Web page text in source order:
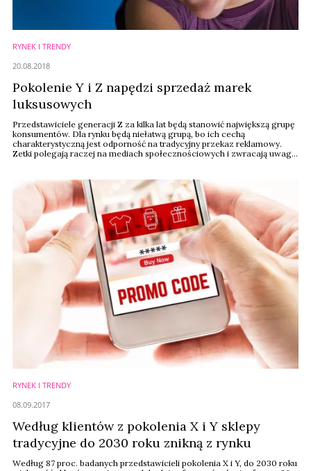
RYNEK I TRENDY
Pokolenie Y i Z napędzi sprzedaż marek
luksusowych
Przedstawiciele generacji Z za kilka lat będą stanowić największą grupę
konsumentów. Dla rynku będą niełatwą grupą, bo ich cechą
charakterystyczną jest odporność na tradycyjny przekaz reklamowy.
Zetki polegają raczej na mediach społecznościowych i zwracają uwagę
dlatego na branży ...
20.08.2018
RYNEK I TRENDY
Według klientów z pokolenia X i Y sklepy
tradycyjne do 2030 roku znikną z rynku
Według 87 proc. badanych przedstawicieli pokolenia X i Y, do 2030 roku
08.09.2017